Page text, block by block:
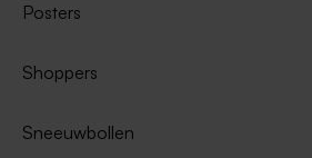
Posters
Shoppers
Sneeuwbollen